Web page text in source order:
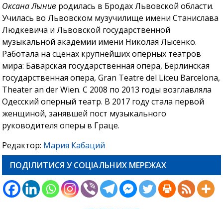
Оксана Лынив родилась в Бродах Львовской области.
Училась во Львовском музучилище имени Станислава
Людкевича и Львовской государственной
музыкальной академии имени Николая Лысенко.
Работала на сценах крупнейших оперных театров
мира: Баварская государственная опера, Берлинская
государственная опера, Gran Teatre del Liceu Barcelona,
Theater an der Wien. С 2008 по 2013 годы возглавляла
Одесский оперный театр. В 2017 году стала первой
женщиной, занявшей пост музыкального
руководителя оперы в Граце.
Редактор: Мария Кабаций
ПОДІЛИТИСЯ У СОЦІАЛЬНИХ МЕРЕЖАХ